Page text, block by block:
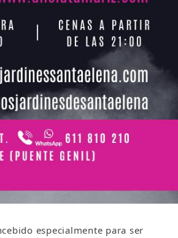
especialmente para ser